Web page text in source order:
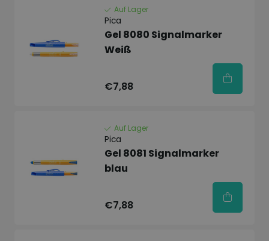
Auf Lager
Pica
Gel 8080 Signalmarker
Weiß
€7,88
Auf Lager
Pica
Gel 8081 Signalmarker
blau
€7,88